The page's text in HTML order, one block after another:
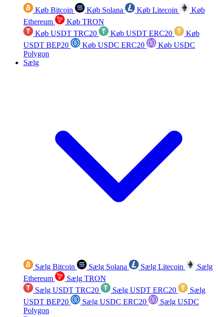
Køb Bitcoin Køb Solana Køb Litecoin
Køb
Ethereum
Køb TRON
Køb USDT TRC20
Køb USDT ERC20
Køb
USDT BEP20
Køb USDC ERC20
Køb USDC
Polygon
Sælg
Sælg Bitcoin Sælg Solana Sælg Litecoin
Sælg
Ethereum
Sælg TRON
Sælg USDT TRC20
Sælg USDT ERC20
Sælg
USDT BEP20
Sælg USDC ERC20
Sælg USDC
Polygon